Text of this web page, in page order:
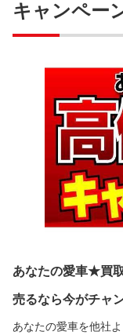
キャンペー
あなたの愛車★買
売るなら今がチャ
あなたの愛車を他社